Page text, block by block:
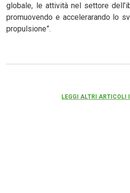
globale, le attività nel settore
promuovendo e accelerarando lo
propulsione”.
LEGGI ALTRI ARTICOLI